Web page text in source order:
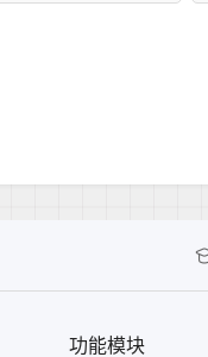
功能模块